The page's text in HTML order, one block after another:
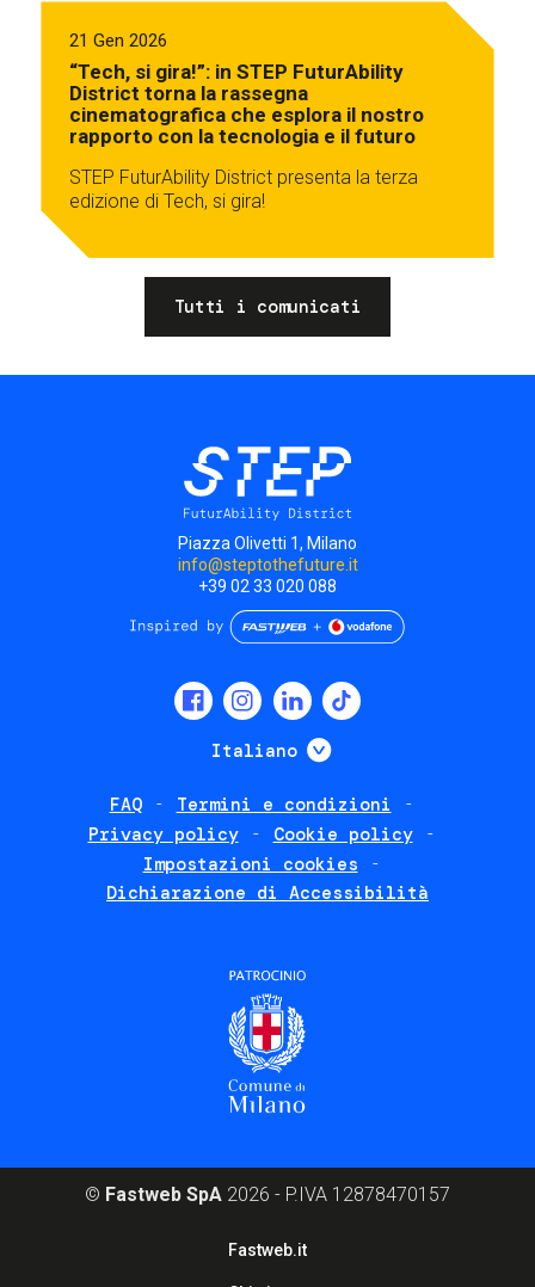
21 Gen 2026
“Tech, si gira!”: in STEP FuturAbility
District torna la rassegna
cinematografica che esplora il nostro
rapporto con la tecnologia e il futuro
STEP FuturAbility District presenta la terza
edizione di Tech, si gira!
Tutti i comunicati
Piazza Olivetti 1, Milano
info@steptothefuture.it
+39 02 33 020 088
Italiano Mostra ulteriori
FAQ
Termini e condizioni
Privacy policy
Cookie policy
Impostazioni cookies
Dichiarazione di Accessibilità
© Fastweb SpA 2026 - P.IVA 12878470157
Fastweb.it